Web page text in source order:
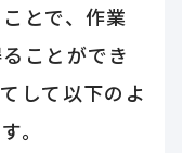
とで、作業
ことができ
して以下のよ
。